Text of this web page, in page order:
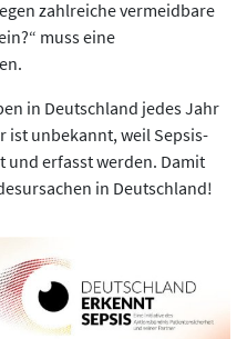
zahlreiche vermeidbare
muss eine
in Deutschland jedes Jahr
ist unbekannt, weil Sepsis-
und erfasst werden. Damit
in Deutschland!